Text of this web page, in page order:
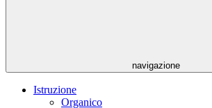
navigazione
Istruzione
Organico